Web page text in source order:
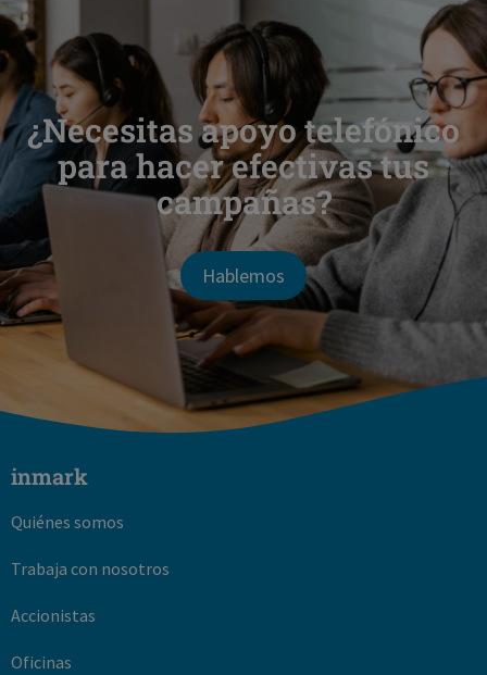
¿Necesitas apoyo telefónico
para hacer efectivas tus
campañas?
Hablemos
inmark
Quiénes somos
Trabaja con nosotros
Accionistas
Oficinas